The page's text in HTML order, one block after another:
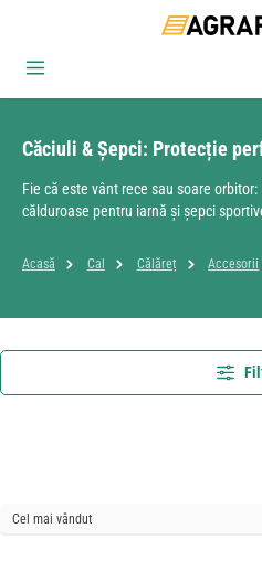
Sari la conținutul principal
Căciuli & Șepci: Protecție
Fie că este vânt rece sau soare
călduroase pentru iarnă și șepci
Acasă Cal Călăreț Accesorii